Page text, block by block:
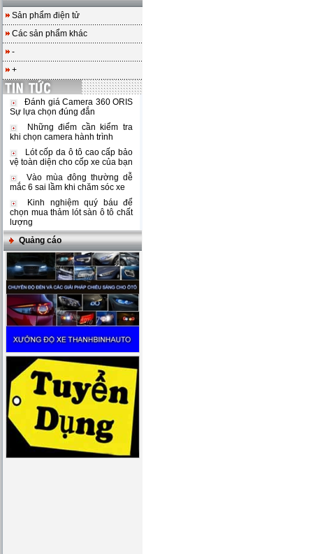
Sản phẩm điện tử
Các sản phẩm khác
-
+
Đánh giá Camera 360 ORIS
Sự lựa chọn đúng đắn
Những điểm cần kiểm tra
khi chọn camera hành trình
Lót cốp da ô tô cao cấp bảo
vệ toàn diện cho cốp xe của bạn
Vào mùa đông thường dễ
mắc 6 sai lầm khi chăm sóc xe
Kinh nghiệm quý báu để
chọn mua thảm lót sàn ô tô chất
lượng
Quảng cáo